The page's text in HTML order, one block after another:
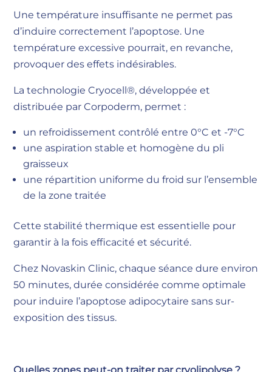
Une température insuffisante ne permet pas
d’induire correctement l’apoptose. Une
température excessive pourrait, en revanche,
provoquer des effets indésirables.
La technologie Cryocell®, développée et
distribuée par Corpoderm, permet :
un refroidissement contrôlé entre 0°C et -7°C
une aspiration stable et homogène du pli
graisseux
une répartition uniforme du froid sur l’ensemble
de la zone traitée
Cette stabilité thermique est essentielle pour
garantir à la fois efficacité et sécurité.
Chez Novaskin Clinic, chaque séance dure environ
50 minutes, durée considérée comme optimale
pour induire l’apoptose adipocytaire sans sur-
exposition des tissus.